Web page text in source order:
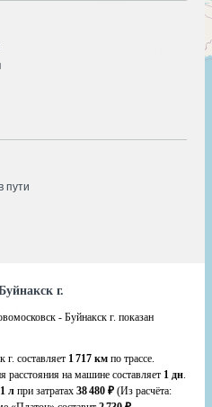
пути
г.
- Буйнакск г. показан
г. составляет 1 717 км по трассе.
расстояния на машине составляет 1 дн.
л при затратах 38 480 ₽ (Из расчёта: